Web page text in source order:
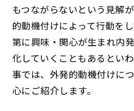
もつながらないという見解
的動機付けによって行動を
第に興味・関心が生まれ内
化していくこともあるとい
事では、外発的動機付けに
心にご紹介します。